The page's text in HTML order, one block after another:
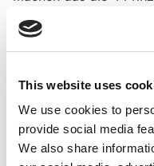
This website uses
We use cookies to
provide social media
We also share
Engpasskonzentrierten
1. Prinzip:
Im Grunde ist es ganz
Produktgruppen oder
Unternehmen
damit einher und